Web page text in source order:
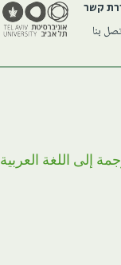
קשר
بنا
إلى اللغة العربية